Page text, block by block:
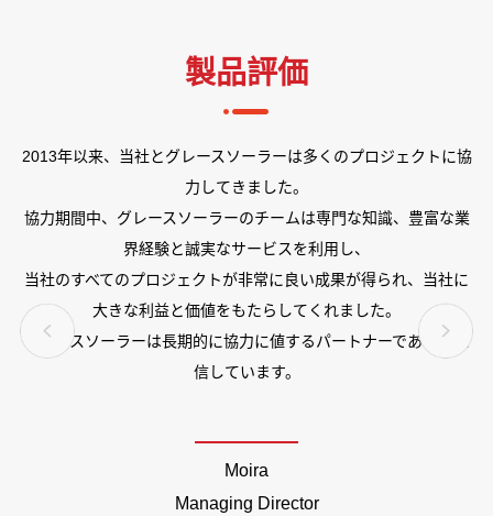
製品評価
2013年以来、当社とグレースソーラーは多くのプロジェクトに協
力してきました。
協力期間中、グレースソーラーのチームは専門な知識、豊富な業
界経験と誠実なサービスを利用し、
当社のすべてのプロジェクトが非常に良い成果が得られ、当社に
大きな利益と価値をもたらしてくれました。
グレースソーラーは長期的に協力に値するパートナーであると確
信しています。
Moira
Managing Director